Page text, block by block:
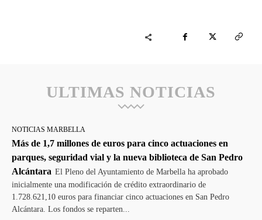
ULTIMAS NOTICIAS
NOTICIAS MARBELLA
Más de 1,7 millones de euros para cinco actuaciones en
parques, seguridad vial y la nueva biblioteca de San Pedro
Alcántara El Pleno del Ayuntamiento de Marbella ha aprobado
inicialmente una modificación de crédito extraordinario de
1.728.621,10 euros para financiar cinco actuaciones en San Pedro
Alcántara. Los fondos se reparten...